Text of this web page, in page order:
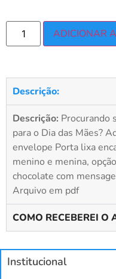
ADICIONAR
Descrição:
Descrição: Procurando
para o Dia das Mães?
envelope Porta lixa
menino e menina,
chocolate com
Arquivo em pdf
COMO RECEBEREI O
Institucional